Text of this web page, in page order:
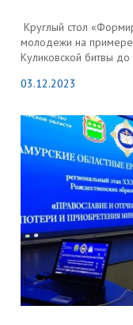
Круглый стол
молодежи на примере
Куликовской битвы
03.12.2023